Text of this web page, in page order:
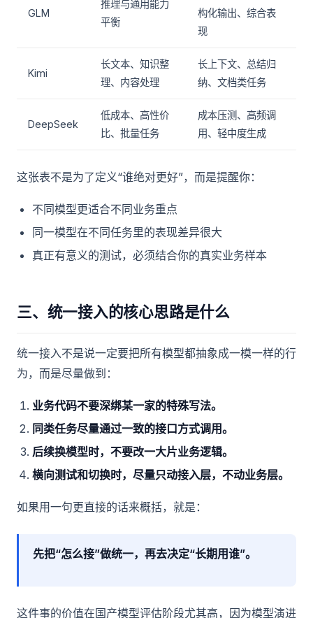
GLM
推理与通用能力
平衡
构化输出、综合表
现
Kimi
长文本、知识整
理、内容处理
长上下文、总结归
纳、文档类任务
DeepSeek
低成本、高性价
比、批量任务
成本压测、高频调
用、轻中度生成
这张表不是为了定义“谁绝对更好”，而是提醒你：
不同模型更适合不同业务重点
同一模型在不同任务里的表现差异很大
真正有意义的测试，必须结合你的真实业务样本
三、统一接入的核心思路是什么
统一接入不是说一定要把所有模型都抽象成一模一样的行
为，而是尽量做到：
业务代码不要深绑某一家的特殊写法。
同类任务尽量通过一致的接口方式调用。
后续换模型时，不要改一大片业务逻辑。
横向测试和切换时，尽量只动接入层，不动业务层。
如果用一句更直接的话来概括，就是：
先把“怎么接”做统一，再去决定“长期用谁”。
这件事的价值在国产模型评估阶段尤其高，因为模型演进